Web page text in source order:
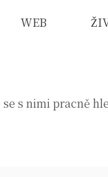
WEB
s nimi pracně